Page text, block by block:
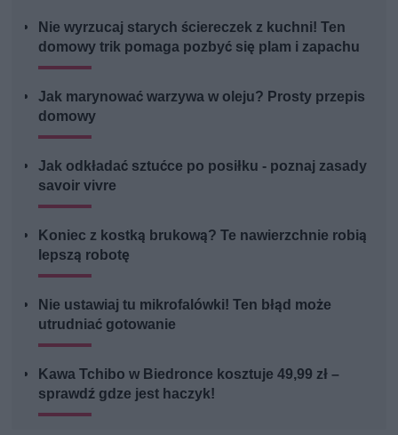
Nie wyrzucaj starych ściereczek z kuchni! Ten
domowy trik pomaga pozbyć się plam i zapachu
Jak marynować warzywa w oleju? Prosty przepis
domowy
Jak odkładać sztućce po posiłku - poznaj zasady
savoir vivre
Koniec z kostką brukową? Te nawierzchnie robią
lepszą robotę
Nie ustawiaj tu mikrofalówki! Ten błąd może
utrudniać gotowanie
Kawa Tchibo w Biedronce kosztuje 49,99 zł –
sprawdź gdze jest haczyk!